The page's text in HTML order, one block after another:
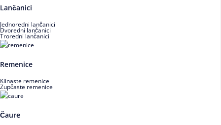
Lančanici
Jednoredni lančanici
Dvoredni lančanici
Troredni lančanici
Remenice
Klinaste remenice
Zupčaste remenice
Čaure